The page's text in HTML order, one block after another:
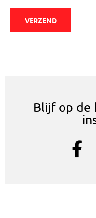
VERZEND
Blijf op de